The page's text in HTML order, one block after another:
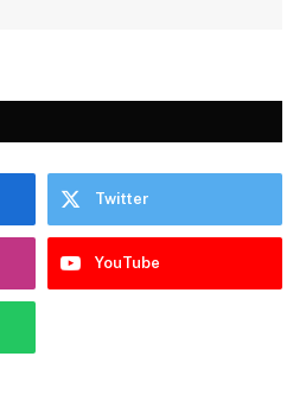
Twitter
YouTube